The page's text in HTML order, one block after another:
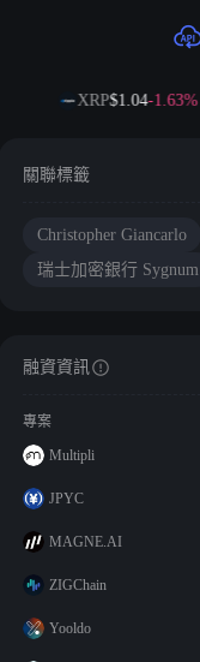
XRP$1.04-1.63%
關聯標籤
Christopher Giancarlo
瑞士加密銀行 Sygnum
融資資訊
專案
Multipli
JPYC
MAGNE.AI
ZIGChain
Yooldo